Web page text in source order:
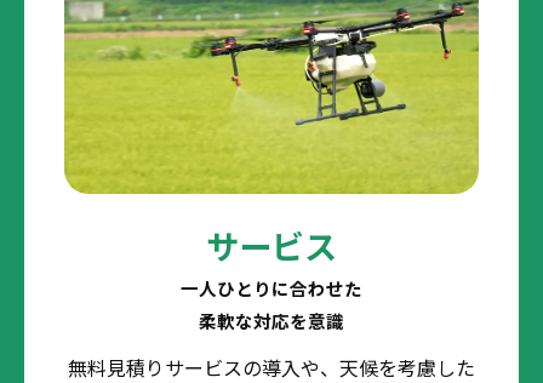
サービス
一人ひとりに合わせた
柔軟な対応を意識
無料見積りサービスの導入や、天候を考慮した